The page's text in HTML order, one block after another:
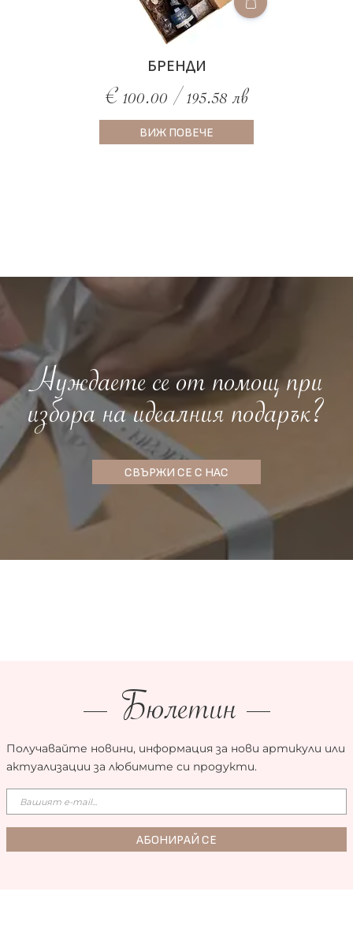
БРЕНДИ
€ 100.00 / 195.58 лв
ВИЖ ПОВЕЧЕ
Нуждаете се от помощ при
избора на идеалния подарък?
СВЪРЖИ СЕ С НАС
Бюлетин
Получавайте новини, информация за нови артикули или
актуализации за любимите си продукти.